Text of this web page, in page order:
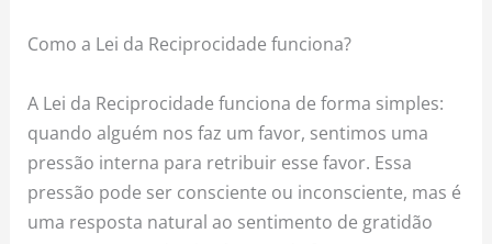
Como a Lei da Reciprocidade funciona?
A Lei da Reciprocidade funciona de forma simples:
quando alguém nos faz um favor, sentimos uma
pressão interna para retribuir esse favor. Essa
pressão pode ser consciente ou inconsciente, mas é
uma resposta natural ao sentimento de gratidão